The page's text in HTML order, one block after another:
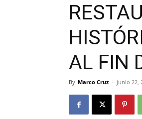
AL FIN
By Marco Cruz - junio 22,